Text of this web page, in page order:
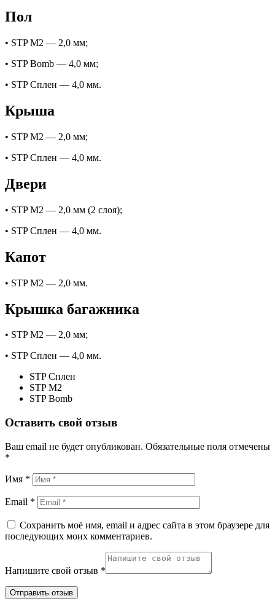
Пол
• STP М2 — 2,0 мм;
• STP Bomb — 4,0 мм;
• STP Сплен — 4,0 мм.
Крыша
• STP М2 — 2,0 мм;
• STP Сплен — 4,0 мм.
Двери
• STP М2 — 2,0 мм (2 слоя);
• STP Сплен — 4,0 мм.
Капот
• STP М2 — 2,0 мм.
Крышка багажника
• STP М2 — 2,0 мм;
• STP Сплен — 4,0 мм.
STP Сплен
STP М2
STP Bomb
Оставить свой отзыв
Ваш email не будет опубликован. Обязательные поля отмечены
*
Имя *
Email *
Сохранить моё имя, email и адрес сайта в этом браузере для
последующих моих комментариев.
Напишите свой отзыв *